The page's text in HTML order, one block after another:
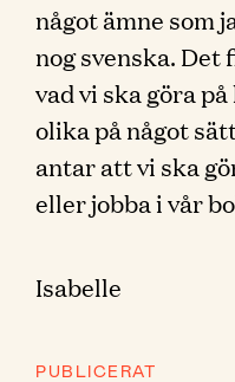
något ämne som
nog svenska. Det
vad vi ska göra
olika på något
antar att vi ska
eller jobba i vår
Isabelle
PUBLICERAT